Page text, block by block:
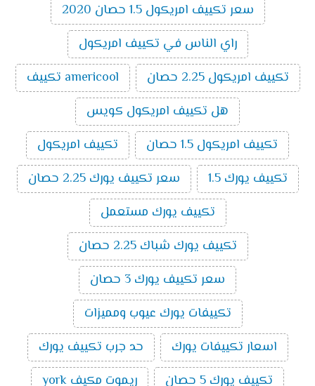
تكييفات ميديا
تُعد تكييفات ميديا من ماركات التكييف المتميزة التي تتوفر
بالأسواق ومن أهم مميزاتها سعرها المناسب ومن أهم ما
يميز تكييفات ميديا الآتي:
الذكاء الصناعي:تُعتبر تكييفات ميديا من أفضل
ماركات التكييف الذكية حيث أن بعض الموديلات التي
تصدر منه تمتلك إمكانية الاتصال بالواي فاي والتي
تسمح بالتحكم فيه من خارج المنزل.
خاصية البلازما: تنقي هذه الخاصية الموجودة في عدد
من موديلات تكييفات ميديا الهواء من الروائح الغير
مرغوب فيها.
فلاتر ضد البيكتريا:يتم تزويد تكييفات ميديا بفلاتر لا
تسمح بتكون البكتريا داخل جهاز التكييف وتلك
الخاصية تُعد من أحدث التقنيات وأهمها حيث أنها تحد
من انتشار الفيروسات المسببة للعدوى.
خاصية التتبع:يتوفر في تكييفات ميديا خاصية التتبع
حيث يمتلك التكييف حساسات تستشعر موضع
المستخدم داخل الغرفة فتقوم بتوجيه الهواء الصادر
منها نحوه وهذه الحساسات موجودة في ريموت
التكييف.
سعر تكييف امريكول 1.5 حصان 2020
راي الناس في تكييف امريكول
تكييف امريكول 2.25 حصان
americool تكييف
هل تكييف امريكول كويس
تكييف امريكول 1.5 حصان
تكييف امريكول
تكييف يورك 1.5
سعر تكييف يورك 2.25 حصان
تكييف يورك مستعمل
تكييف يورك شباك 2.25 حصان
سعر تكييف يورك 3 حصان
تكييفات يورك عيوب ومميزات
اسعار تكييفات يورك
حد جرب تكييف يورك
تكييف يورك 5 حصان
ريموت مكيف york